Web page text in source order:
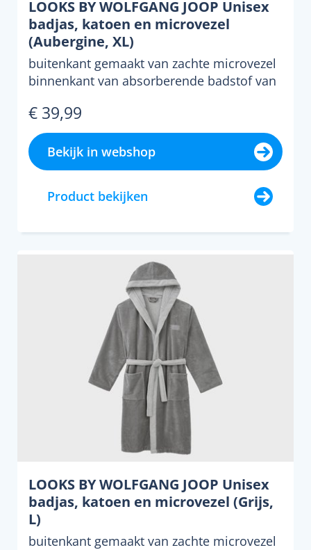
LOOKS BY WOLFGANG JOOP Unisex
badjas, katoen en microvezel
(Aubergine, XL)
buitenkant gemaakt van zachte microvezel
binnenkant van absorberende badstof van
€ 39,99
Bekijk in webshop
Product bekijken
LOOKS BY WOLFGANG JOOP Unisex
badjas, katoen en microvezel (Grijs,
L)
buitenkant gemaakt van zachte microvezel